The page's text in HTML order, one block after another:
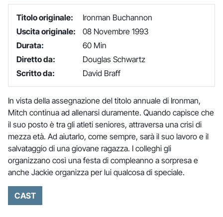
Titolo originale:
Ironman Buchannon
Uscita originale:
08 Novembre 1993
Durata:
60 Min
Diretto da:
Douglas Schwartz
Scritto da:
David Braff
In vista della assegnazione del titolo annuale di Ironman,
Mitch continua ad allenarsi duramente. Quando capisce che
il suo posto è tra gli atleti seniores, attraversa una crisi di
mezza età. Ad aiutarlo, come sempre, sarà il suo lavoro e il
salvataggio di una giovane ragazza. I colleghi gli
organizzano così una festa di compleanno a sorpresa e
anche Jackie organizza per lui qualcosa di speciale.
CAST